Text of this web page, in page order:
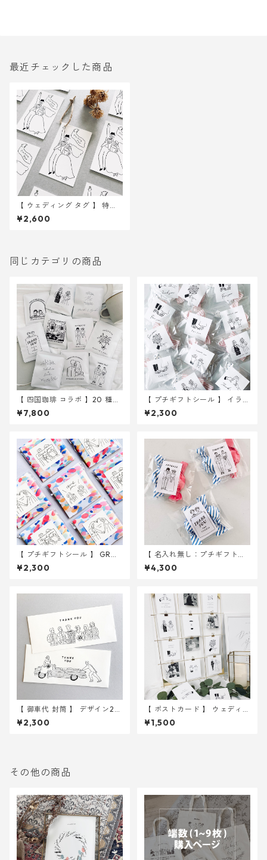
最近チェックした商品
【 ウェディング タグ 】 特別
紙 イラスト タグ 50枚 ｜ 結婚
式 ウェディング
¥2,600
同じカテゴリの商品
【 四国珈琲 コラボ 】20 種か
ら選べる ドリップバッグ 30
個～ ｜結婚式 プチギフト
¥7,800
【 プチギフトシール 】 イラス
ト 6種入り 30枚 ｜ 結婚式
ウェディング
¥2,300
【 プチギフトシール 】 GRO
OM&BRIDE 3種入り 30枚
｜ 結婚式 ウェディング
¥2,300
【 名入れ無し：プチギフト用
シール 】 イラスト 105枚入り
｜ 結婚式 ウェディング
¥4,300
【 御車代 封筒 】 デザイン2種
入り 10枚セット ｜ 結婚式
ウェディング
¥2,300
【 ポストカード 】 ウェディン
グイラスト 10枚 ｜ 結婚式
ウェルカムスペース
¥1,500
その他の商品